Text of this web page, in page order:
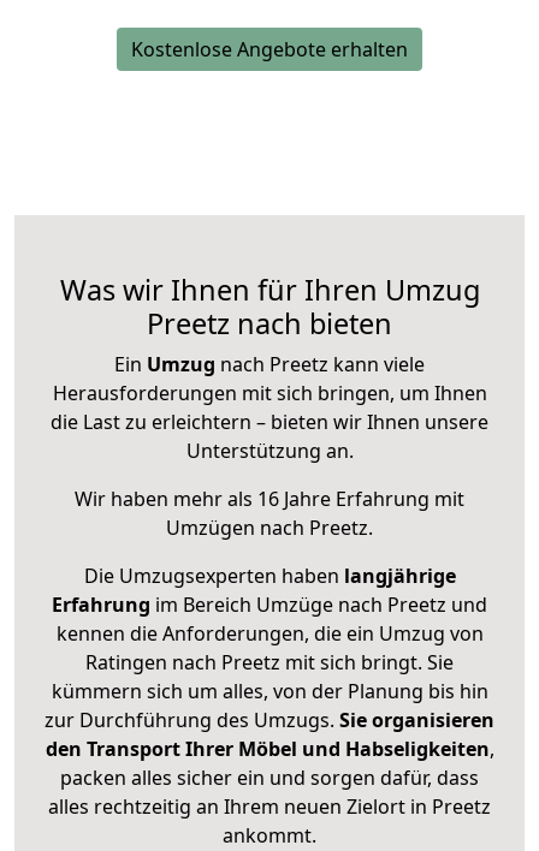
Kostenlose Angebote erhalten
Was wir Ihnen für Ihren Umzug
Preetz nach bieten
Ein Umzug nach Preetz kann viele
Herausforderungen mit sich bringen, um Ihnen
die Last zu erleichtern – bieten wir Ihnen unsere
Unterstützung an.
Wir haben mehr als 16 Jahre Erfahrung mit
Umzügen nach Preetz.
Die Umzugsexperten haben langjährige
Erfahrung im Bereich Umzüge nach Preetz und
kennen die Anforderungen, die ein Umzug von
Ratingen nach Preetz mit sich bringt. Sie
kümmern sich um alles, von der Planung bis hin
zur Durchführung des Umzugs. Sie organisieren
den Transport Ihrer Möbel und Habseligkeiten,
packen alles sicher ein und sorgen dafür, dass
alles rechtzeitig an Ihrem neuen Zielort in Preetz
ankommt.